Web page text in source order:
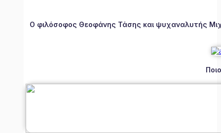
Ο φιλόσοφος Θεοφάνης Τάσης και ψυχαναλυτής